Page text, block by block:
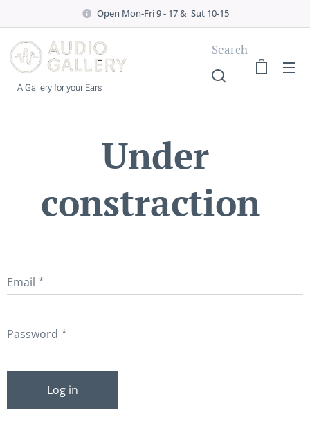
Open Mon-Fri 9 - 17 & Sut 10-15
A Gallery for your Ears
Search
Under
constraction
Email
Password
Log in